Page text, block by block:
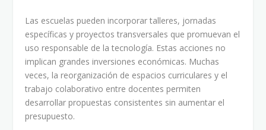
Las escuelas pueden incorporar talleres, jornadas
específicas y proyectos transversales que promuevan el
uso responsable de la tecnología. Estas acciones no
implican grandes inversiones económicas. Muchas
veces, la reorganización de espacios curriculares y el
trabajo colaborativo entre docentes permiten
desarrollar propuestas consistentes sin aumentar el
presupuesto.